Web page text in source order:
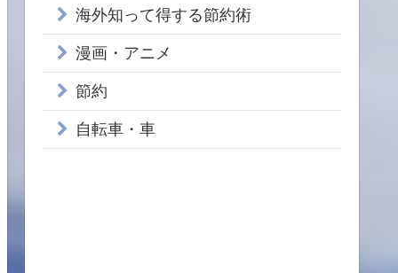
海外知って得する節約術
漫画・アニメ
節約
自転車・車